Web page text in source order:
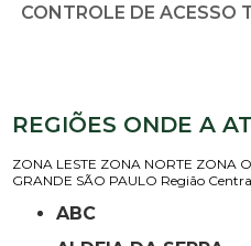
CONTROLE DE ACESSO
REGIÕES ONDE A
ZONA LESTE ZONA NORTE ZONA
GRANDE SÃO PAULO Região
ABC